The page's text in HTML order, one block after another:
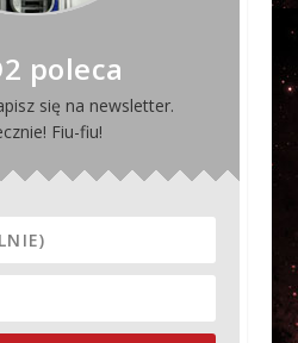
poleca
się na newsletter.
Fiu-fiu!